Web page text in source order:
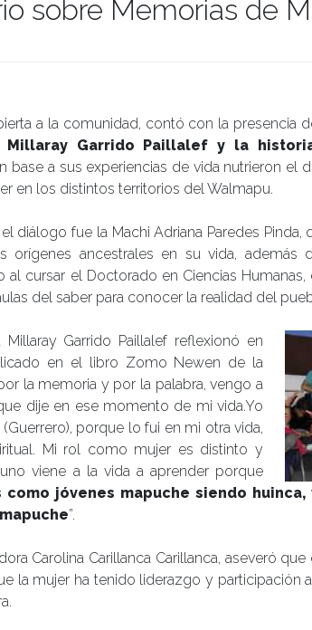
sobre Memorias de
a la comunidad, contó con la presencia
Millaray Garrido Paillalef y la
base a sus experiencias de vida nutrieron el
en los distintos territorios del Walmapu.
diálogo fue la Machi Adriana Paredes
orígenes ancestrales en su vida, además
al cursar el Doctorado en Ciencias
del saber para conocer la realidad del
Garrido Paillalef reflexionó en
en el libro Zomo Newen de la
la memoria y por la palabra, vengo a
dije en ese momento de mi vida.Yo
porque lo fui en mi otra vida,
Mi rol como mujer es distinto y
viene a la vida a aprender porque
como jóvenes mapuche siendo
”.
Carolina Carillanca Carillanca, aseveró
la mujer ha tenido liderazgo y participación